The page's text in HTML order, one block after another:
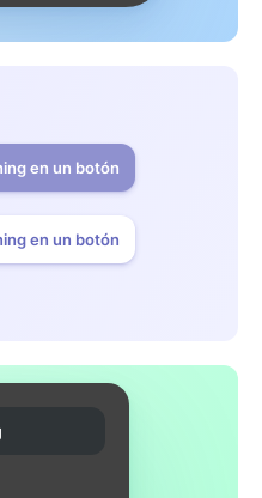
en un botón
en un botón